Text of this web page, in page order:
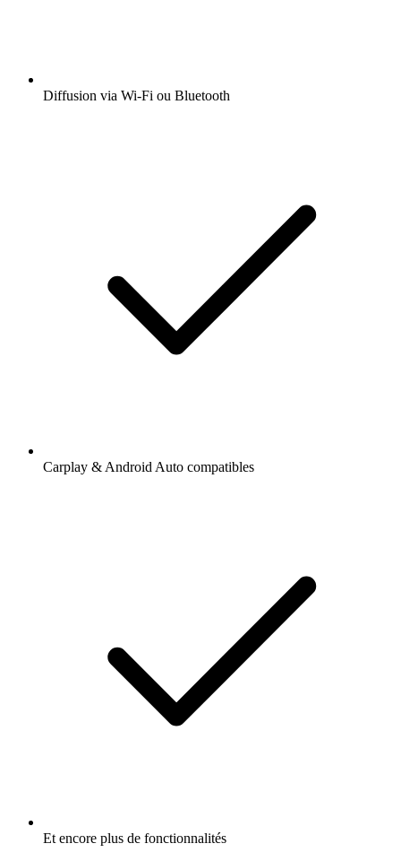
Diffusion via Wi-Fi ou Bluetooth
Carplay & Android Auto compatibles
Et encore plus de fonctionnalités